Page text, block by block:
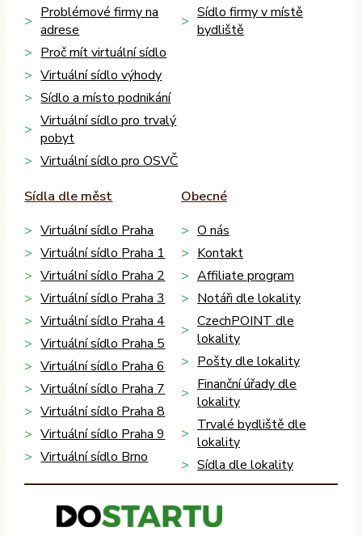
Problémové firmy na
adrese
Proč mít virtuální sídlo
Virtuální sídlo výhody
Sídlo a místo podnikání
Virtuální sídlo pro trvalý
pobyt
Virtuální sídlo pro OSVČ
Sídlo firmy v místě
bydliště
Sídla dle měst
Virtuální sídlo Praha
Virtuální sídlo Praha 1
Virtuální sídlo Praha 2
Virtuální sídlo Praha 3
Virtuální sídlo Praha 4
Virtuální sídlo Praha 5
Virtuální sídlo Praha 6
Virtuální sídlo Praha 7
Virtuální sídlo Praha 8
Virtuální sídlo Praha 9
Virtuální sídlo Brno
Obecné
O nás
Kontakt
Affiliate program
Notáři dle lokality
CzechPOINT dle
lokality
Pošty dle lokality
Finanční úřady dle
lokality
Trvalé bydliště dle
lokality
Sídla dle lokality